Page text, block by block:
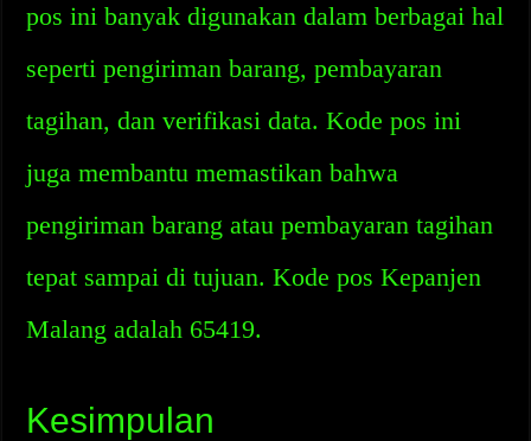
pos ini banyak digunakan dalam berbagai hal
seperti pengiriman barang, pembayaran
tagihan, dan verifikasi data. Kode pos ini
juga membantu memastikan bahwa
pengiriman barang atau pembayaran tagihan
tepat sampai di tujuan. Kode pos Kepanjen
Malang adalah 65419.
Kesimpulan